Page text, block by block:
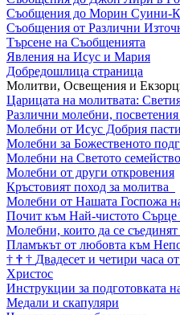
Съобщения до Морин
Съобщения от Различни
Търсене на Съобщенията
Явления на Исус и Мария
Добредошлица страница
Молитви, Освещения и
Царицата на молитвата:
Различни молебни,
Молебни от Исус Добрия
Молебни за Божественото
Молебни на Светото
Молебни от други откровения
Кръстовият поход за молитва
Молебни от Нашата Госпожа
Почит към Най-чистото
Молебни, които да се
Пламъкът от любовта към
† † † Двадесет и четири часа
Христос
Инструкции за подготовката
Медали и скапуляри